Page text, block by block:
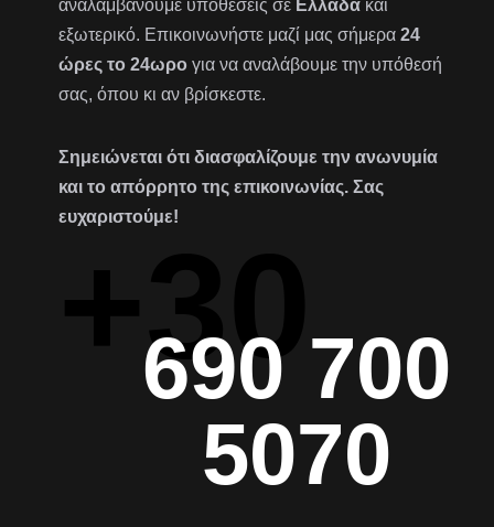
αναλαμβάνουμε υποθέσεις σε Ελλάδα και
εξωτερικό. Επικοινωνήστε μαζί μας σήμερα24
ώρες το 24ωρο για να αναλάβουμε την υπόθεσή
σας, όπου κι αν βρίσκεστε.
Σημειώνεται ότι διασφαλίζουμε την ανωνυμία
και το απόρρητο της επικοινωνίας. Σας
ευχαριστούμε!
+30
690 700
5070